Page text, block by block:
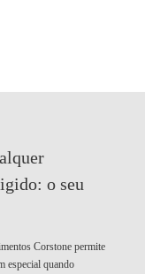
o seu
Corstone permite
especial quando